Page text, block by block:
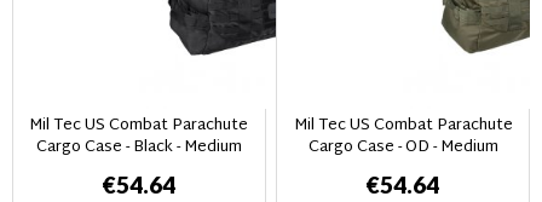
Mil Tec US Combat Parachute
Cargo Case - Black - Medium
€54.64
Mil Tec US Combat Parachute
Cargo Case - OD - Medium
€54.64